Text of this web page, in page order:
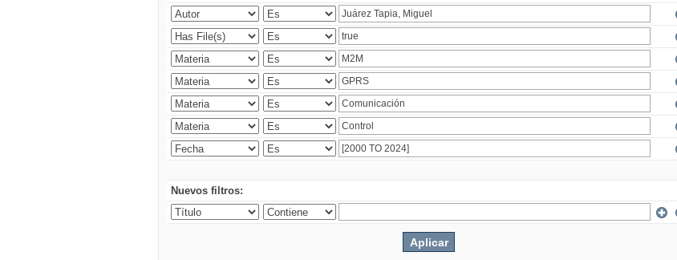
Nuevos filtros: